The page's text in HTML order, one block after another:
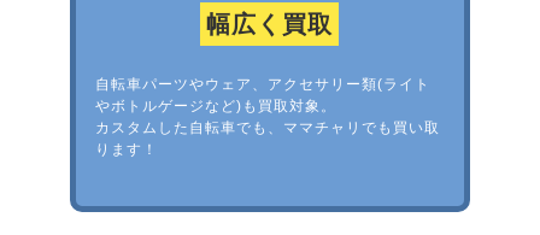
幅広く買取
自転車パーツやウェア、アクセサリー類(ライト
やボトルゲージなど)も買取対象。
カスタムした自転車でも、ママチャリでも買い取
ります！